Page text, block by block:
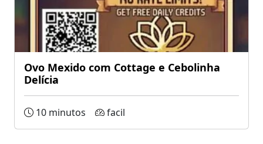
Ovo Mexido com Cottage e Cebolinha
Delícia
10 minutos facil